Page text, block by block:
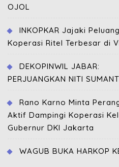
OJOL
INKOPKAR Jajaki
Koperasi Ritel Terbesar di
DEKOPINWIL JABAR:
PERJUANGKAN NITI
Rano Karno Minta
Aktif Dampingi Koperasi
Gubernur DKI Jakarta
WAGUB BUKA HARKOP